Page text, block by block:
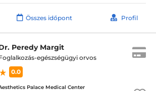
Összes időpont Profil
Peredy Margit
egészségügyi orvos
0.0
Palace Medical Center